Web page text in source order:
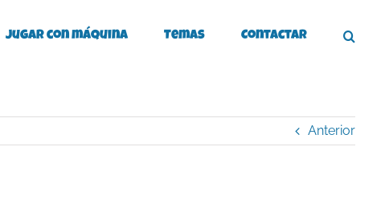
Jugar con máquina Temas Contactar
Anterior